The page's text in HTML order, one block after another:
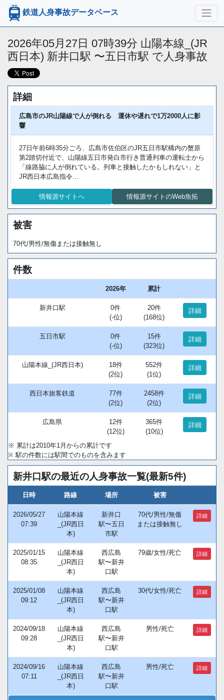
鉄道人身事故データベース
2026年05月27日 07時39分 山陽本線_(JR
西日本) 新井口駅 〜五日市駅 で人身事故
詳細
広島市のJR山陽線で人が倒れる 運休や遅れで1万2000人に影
響
27日午前6時35分ごろ、広島市佐伯区のJR五日市駅構内の蟹原
第2踏切付近で、山陽線五日市発白市行き普通列車の運転士から
「線路脇に人が倒れている。列車と接触したかもしれない」と
JR西日本広島指令...
情報源サイトへ 情報源サイトのWeb魚拓
被害
70代/男性/無傷または接触無し
件数
2026年 累計
新井口駅
0件
(-位)
20件
(168位)
詳細
五日市駅
0件
(-位)
15件
(323位)
詳細
山陽本線_(JR西日本)
18件
(2位)
552件
(1位)
詳細
西日本旅客鉄道
77件
(2位)
2458件
(2位)
詳細
広島県
12件
(12位)
365件
(10位)
詳細
※ 累計は2010年1月からの累計です
※ 駅の件数には駅間でのものを含みます
新井口駅の最近の人身事故一覧(最新5件)
日時 路線 場所 被害
2026/05/27
07:39
山陽本線
_(JR西日
本)
新井口
駅〜五日
市駅
70代/男性/無傷
または接触無し
詳細
2025/01/15
08:35
山陽本線
_(JR西日
本)
西広島
駅〜新井
口駅
79歳/女性/死亡 詳細
2025/01/08
09:12
山陽本線
_(JR西日
本)
西広島
駅〜新井
口駅
30代/女性/死亡 詳細
2024/09/18
09:28
山陽本線
_(JR西日
本)
西広島
駅〜新井
口駅
男性/死亡 詳細
2024/09/16
07:11
山陽本線
_(JR西日
本)
西広島
駅〜新井
口駅
男性/死亡 詳細